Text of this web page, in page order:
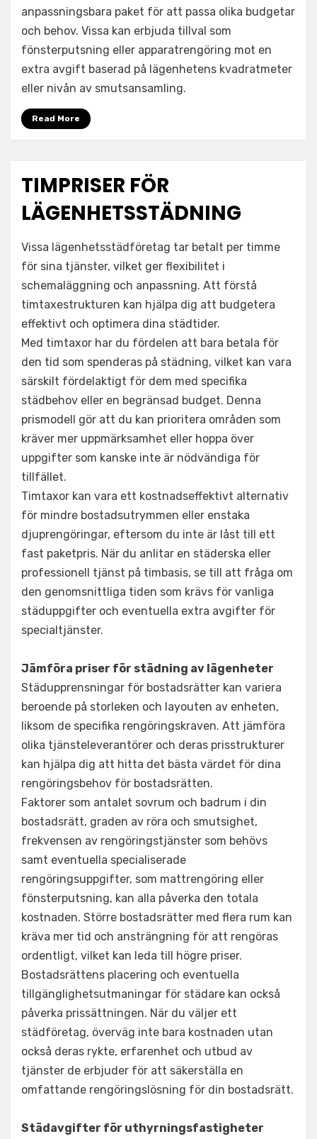
anpassningsbara paket för att passa olika budgetar
och behov. Vissa kan erbjuda tillval som
fönsterputsning eller apparatrengöring mot en
extra avgift baserad på lägenhetens kvadratmeter
eller nivån av smutsansamling.
Read More
TIMPRISER FÖR
LÄGENHETSSTÄDNING
Vissa lägenhetsstädföretag tar betalt per timme
för sina tjänster, vilket ger flexibilitet i
schemaläggning och anpassning. Att förstå
timtaxestrukturen kan hjälpa dig att budgetera
effektivt och optimera dina städtider.
Med timtaxor har du fördelen att bara betala för
den tid som spenderas på städning, vilket kan vara
särskilt fördelaktigt för dem med specifika
städbehov eller en begränsad budget. Denna
prismodell gör att du kan prioritera områden som
kräver mer uppmärksamhet eller hoppa över
uppgifter som kanske inte är nödvändiga för
tillfället.
Timtaxor kan vara ett kostnadseffektivt alternativ
för mindre bostadsutrymmen eller enstaka
djuprengöringar, eftersom du inte är låst till ett
fast paketpris. När du anlitar en städerska eller
professionell tjänst på timbasis, se till att fråga om
den genomsnittliga tiden som krävs för vanliga
städuppgifter och eventuella extra avgifter för
specialtjänster.
Jämföra priser för städning av lägenheter
Städupprensningar för bostadsrätter kan variera
beroende på storleken och layouten av enheten,
liksom de specifika rengöringskraven. Att jämföra
olika tjänsteleverantörer och deras prisstrukturer
kan hjälpa dig att hitta det bästa värdet för dina
rengöringsbehov för bostadsrätten.
Faktorer som antalet sovrum och badrum i din
bostadsrätt, graden av röra och smutsighet,
frekvensen av rengöringstjänster som behövs
samt eventuella specialiserade
rengöringsuppgifter, som mattrengöring eller
fönsterputsning, kan alla påverka den totala
kostnaden. Större bostadsrätter med flera rum kan
kräva mer tid och ansträngning för att rengöras
ordentligt, vilket kan leda till högre priser.
Bostadsrättens placering och eventuella
tillgänglighetsutmaningar för städare kan också
påverka prissättningen. När du väljer ett
städföretag, överväg inte bara kostnaden utan
också deras rykte, erfarenhet och utbud av
tjänster de erbjuder för att säkerställa en
omfattande rengöringslösning för din bostadsrätt.
Städavgifter för uthyrningsfastigheter